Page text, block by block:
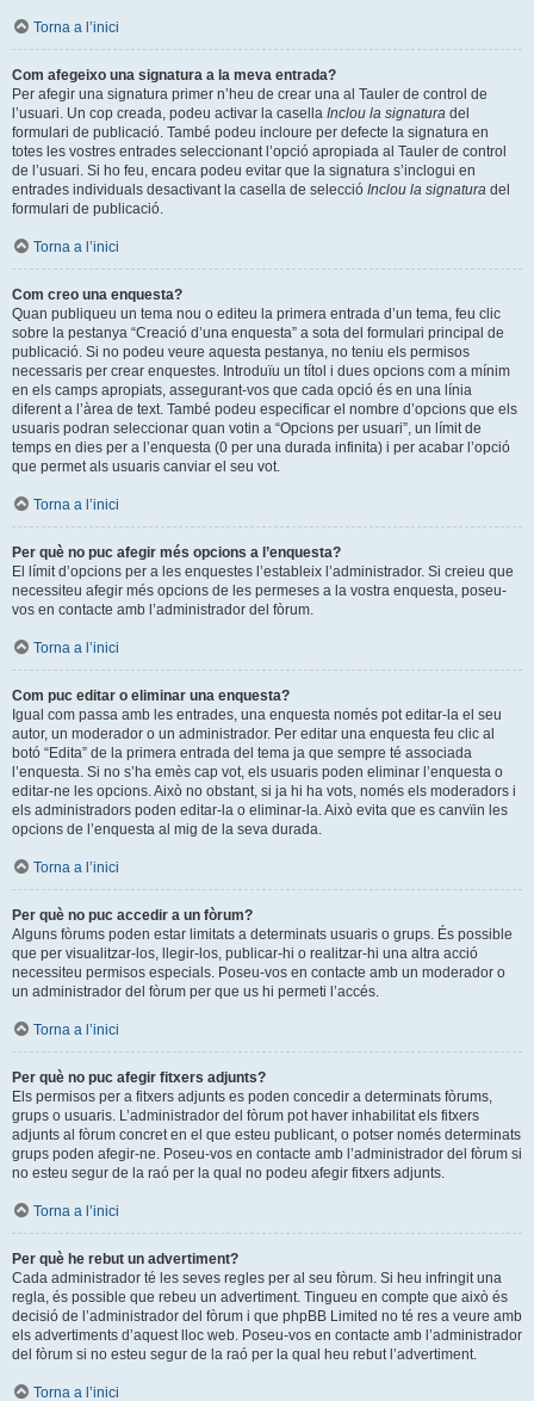
Torna a l’inici
Com afegeixo una signatura a la meva entrada?
Per afegir una signatura primer n’heu de crear una al Tauler de control de
l’usuari. Un cop creada, podeu activar la casella Inclou la signatura del
formulari de publicació. També podeu incloure per defecte la signatura en
totes les vostres entrades seleccionant l’opció apropiada al Tauler de control
de l’usuari. Si ho feu, encara podeu evitar que la signatura s’inclogui en
entrades individuals desactivant la casella de selecció Inclou la signatura del
formulari de publicació.
Torna a l’inici
Com creo una enquesta?
Quan publiqueu un tema nou o editeu la primera entrada d’un tema, feu clic
sobre la pestanya “Creació d’una enquesta” a sota del formulari principal de
publicació. Si no podeu veure aquesta pestanya, no teniu els permisos
necessaris per crear enquestes. Introduïu un títol i dues opcions com a mínim
en els camps apropiats, assegurant-vos que cada opció és en una línia
diferent a l’àrea de text. També podeu especificar el nombre d’opcions que els
usuaris podran seleccionar quan votin a “Opcions per usuari”, un límit de
temps en dies per a l’enquesta (0 per una durada infinita) i per acabar l’opció
que permet als usuaris canviar el seu vot.
Torna a l’inici
Per què no puc afegir més opcions a l’enquesta?
El límit d’opcions per a les enquestes l’estableix l’administrador. Si creieu que
necessiteu afegir més opcions de les permeses a la vostra enquesta, poseu-
vos en contacte amb l’administrador del fòrum.
Torna a l’inici
Com puc editar o eliminar una enquesta?
Igual com passa amb les entrades, una enquesta només pot editar-la el seu
autor, un moderador o un administrador. Per editar una enquesta feu clic al
botó “Edita” de la primera entrada del tema ja que sempre té associada
l’enquesta. Si no s’ha emès cap vot, els usuaris poden eliminar l’enquesta o
editar-ne les opcions. Això no obstant, si ja hi ha vots, només els moderadors i
els administradors poden editar-la o eliminar-la. Això evita que es canvïin les
opcions de l’enquesta al mig de la seva durada.
Torna a l’inici
Per què no puc accedir a un fòrum?
Alguns fòrums poden estar limitats a determinats usuaris o grups. És possible
que per visualitzar-los, llegir-los, publicar-hi o realitzar-hi una altra acció
necessiteu permisos especials. Poseu-vos en contacte amb un moderador o
un administrador del fòrum per que us hi permeti l’accés.
Torna a l’inici
Per què no puc afegir fitxers adjunts?
Els permisos per a fitxers adjunts es poden concedir a determinats fòrums,
grups o usuaris. L’administrador del fòrum pot haver inhabilitat els fitxers
adjunts al fòrum concret en el que esteu publicant, o potser només determinats
grups poden afegir-ne. Poseu-vos en contacte amb l’administrador del fòrum si
no esteu segur de la raó per la qual no podeu afegir fitxers adjunts.
Torna a l’inici
Per què he rebut un advertiment?
Cada administrador té les seves regles per al seu fòrum. Si heu infringit una
regla, és possible que rebeu un advertiment. Tingueu en compte que això és
decisió de l’administrador del fòrum i que phpBB Limited no té res a veure amb
els advertiments d’aquest lloc web. Poseu-vos en contacte amb l’administrador
del fòrum si no esteu segur de la raó per la qual heu rebut l’advertiment.
Torna a l’inici